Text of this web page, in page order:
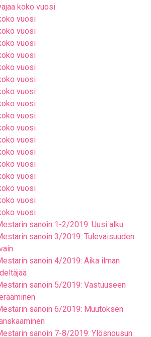
koko vuosi
vuosi
vuosi
vuosi
vuosi
vuosi
vuosi
vuosi
vuosi
vuosi
vuosi
vuosi
vuosi
vuosi
vuosi
vuosi
vuosi
vuosi
sanoin 1-2/2019: Uusi alku
sanoin 3/2019: Tulevaisuuden
sanoin 4/2019: Aika ilman
sanoin 5/2019: Vastuuseen
sanoin 6/2019: Muutoksen
sanoin 7-8/2019: Ylösnousun